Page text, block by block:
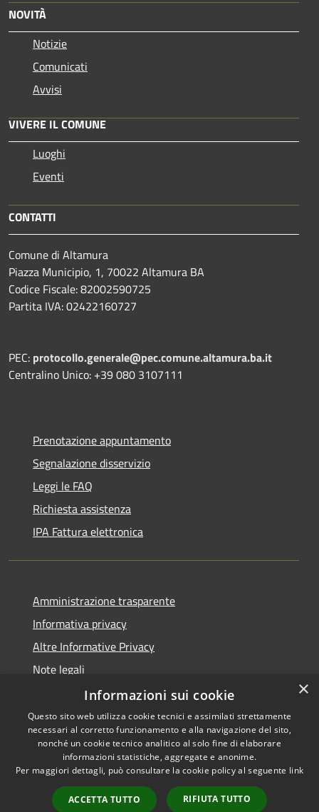
NOVITÀ
Notizie
Comunicati
Avvisi
VIVERE IL COMUNE
Luoghi
Eventi
CONTATTI
Comune di Altamura
Piazza Municipio, 1, 70022 Altamura BA
Codice Fiscale: 82002590725
Partita IVA: 02422160727
PEC: protocollo.generale@pec.comune.altamura.ba.it
Centralino Unico: +39 080 3107111
Prenotazione appuntamento
Segnalazione disservizio
Leggi le FAQ
Richiesta assistenza
IPA Fattura elettronica
Amministrazione trasparente
Informativa privacy
Altre Informative Privacy
Note legali
Dichiarazione di accessibilità
RSS
Accessibilità
Copyright © 2026 • Comune di
Municipium•
Accesso
×
Informazioni sui cookie
Questo sito web utilizza cookie tecnici e assimilati strettamente
necessari al corretto funzionamento e alla navigazione del sito,
nonché un cookie tecnico analitico al solo fine di elaborare
informazioni statistiche, aggregate e anonime.
Per maggiori dettagli, può consultare la cookie policy al seguente link
ACCETTA TUTTO RIFIUTA TUTTO